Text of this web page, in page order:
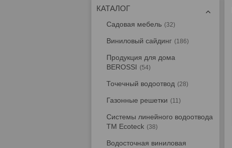
КАТАЛОГ
Садовая мебель 32
Виниловый сайдинг 186
Продукция для дома
BEROSSI
54
Точечный водоотвод 28
Газонные решетки 11
Системы линейного водоотвода
TM Ecoteck
38
Водосточная виниловая